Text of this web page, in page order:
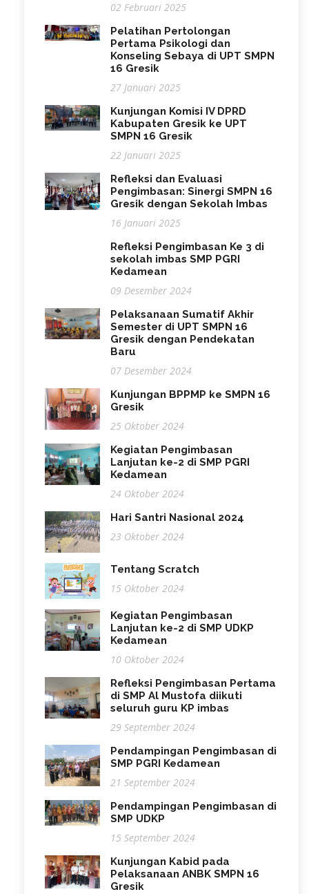
02 Februari 2025
Pelatihan Pertolongan
Pertama Psikologi dan
Konseling Sebaya di UPT SMPN
16 Gresik
27 Januari 2025
Kunjungan Komisi IV DPRD
Kabupaten Gresik ke UPT
SMPN 16 Gresik
22 Januari 2025
Refleksi dan Evaluasi
Pengimbasan: Sinergi SMPN 16
Gresik dengan Sekolah Imbas
16 Januari 2025
Refleksi Pengimbasan Ke 3 di
sekolah imbas SMP PGRI
Kedamean
09 Desember 2024
Pelaksanaan Sumatif Akhir
Semester di UPT SMPN 16
Gresik dengan Pendekatan
Baru
07 Desember 2024
Kunjungan BPPMP ke SMPN 16
Gresik
25 Oktober 2024
Kegiatan Pengimbasan
Lanjutan ke-2 di SMP PGRI
Kedamean
24 Oktober 2024
Hari Santri Nasional 2024
23 Oktober 2024
Tentang Scratch
15 Oktober 2024
Kegiatan Pengimbasan
Lanjutan ke-2 di SMP UDKP
Kedamean
10 Oktober 2024
Refleksi Pengimbasan Pertama
di SMP Al Mustofa diikuti
seluruh guru KP imbas
29 September 2024
Pendampingan Pengimbasan di
SMP PGRI Kedamean
21 September 2024
Pendampingan Pengimbasan di
SMP UDKP
15 September 2024
Kunjungan Kabid pada
Pelaksanaan ANBK SMPN 16
Gresik